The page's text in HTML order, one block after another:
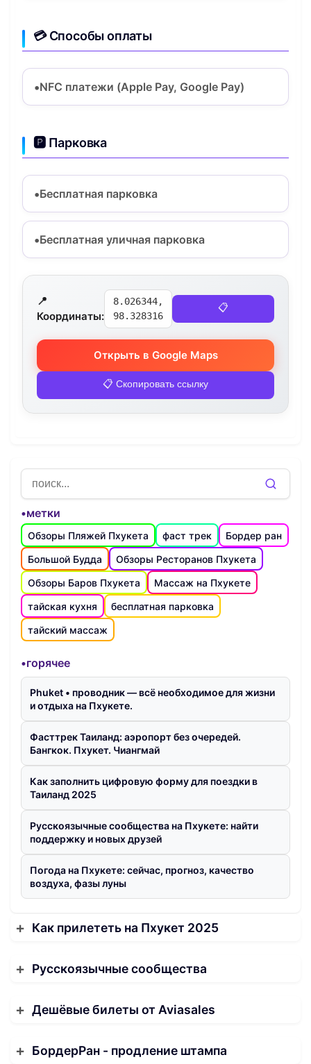
💳 Способы оплаты
NFC платежи (Apple Pay, Google Pay)
🅿️ Парковка
Бесплатная парковка
Бесплатная уличная парковка
📍
Координаты:
8.026344,
98.328316
📋
Открыть в Google Maps
📋 Скопировать ссылку
•метки
Обзоры Пляжей Пхукета фаст трек
Бордер ран
Большой Будда
Обзоры Ресторанов Пхукета
Обзоры Баров Пхукета
Массаж на Пхукете
тайская кухня
бесплатная парковка
тайский массаж
•горячее
Phuket • проводник — всё необходимое для жизни
и отдыха на Пхукете.
Фасттрек Таиланд: аэропорт без очередей.
Бангкок. Пхукет. Чиангмай
Как заполнить цифровую форму для поездки в
Таиланд 2025
Русскоязычные сообщества на Пхукете: найти
поддержку и новых друзей
Погода на Пхукете: сейчас, прогноз, качество
воздуха, фазы луны
Как прилететь на Пхукет 2025
Русскоязычные сообщества
Дешёвые билеты от Aviasales
БордерРан - продление штампа